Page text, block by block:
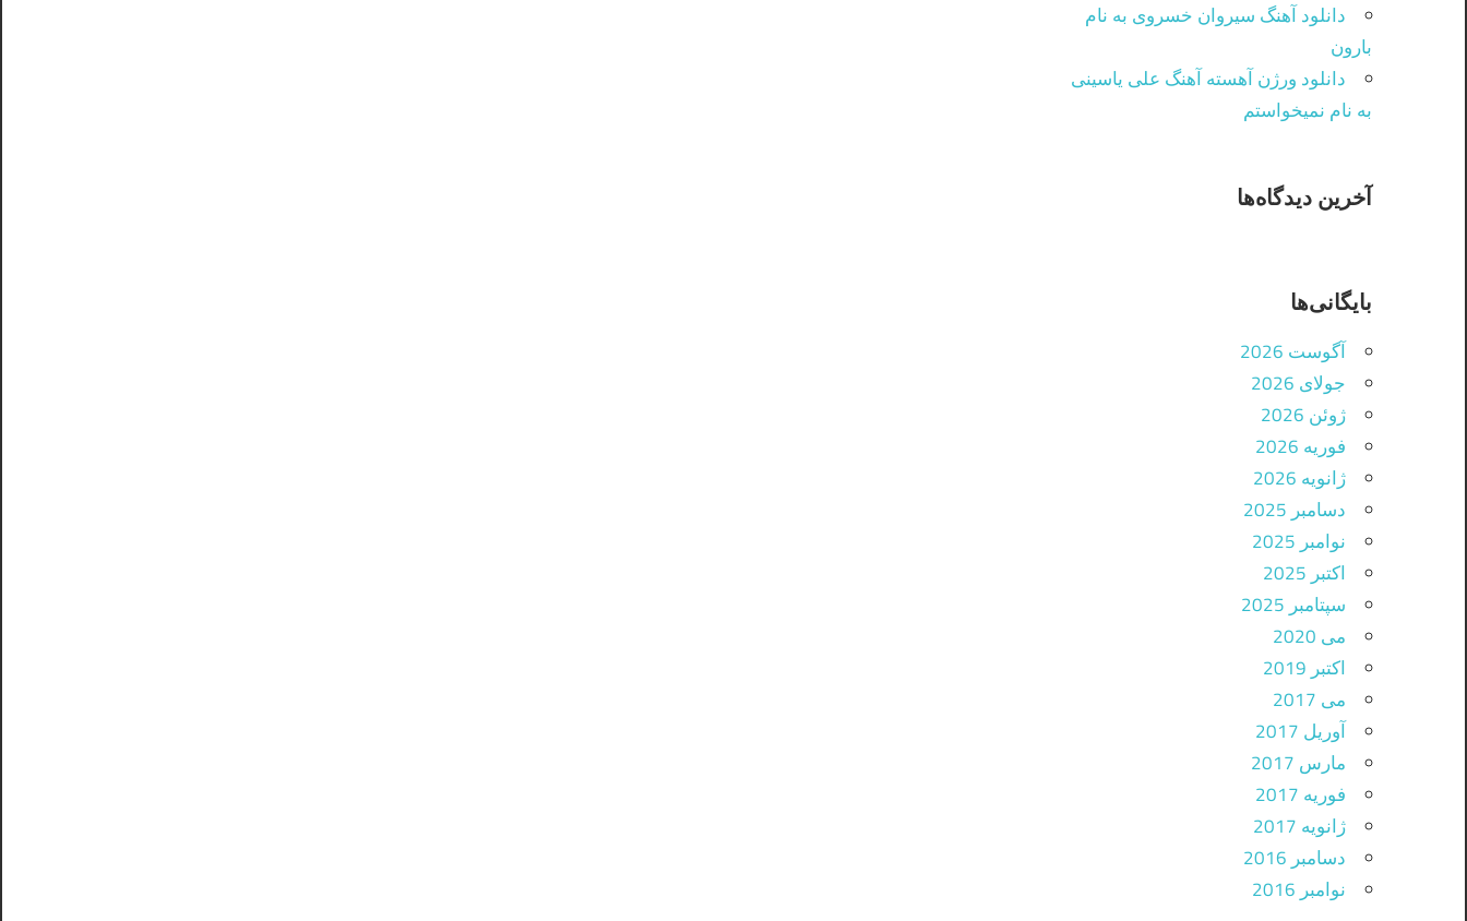
دانلود آهنگ سیروان خسروی به نام
بارون
دانلود ورژن آهسته آهنگ علی یاسینی
به نام نمیخواستم
آخرین دیدگاه‌ها
بایگانی‌ها
آگوست 2026
جولای 2026
ژوئن 2026
فوریه 2026
ژانویه 2026
دسامبر 2025
نوامبر 2025
اکتبر 2025
سپتامبر 2025
می 2020
اکتبر 2019
می 2017
آوریل 2017
مارس 2017
فوریه 2017
ژانویه 2017
دسامبر 2016
نوامبر 2016